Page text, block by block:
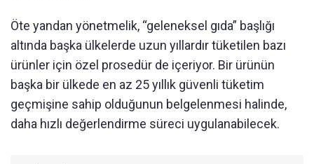
Öte yandan yönetmelik, “geleneksel gıda” başlığı
altında başka ülkelerde uzun yıllardır tüketilen bazı
ürünler için özel prosedür de içeriyor. Bir ürünün
başka bir ülkede en az 25 yıllık güvenli tüketim
geçmişine sahip olduğunun belgelenmesi halinde,
daha hızlı değerlendirme süreci uygulanabilecek.